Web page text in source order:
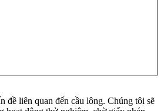
liên quan đến cầu lông. Chúng tôi sẽ